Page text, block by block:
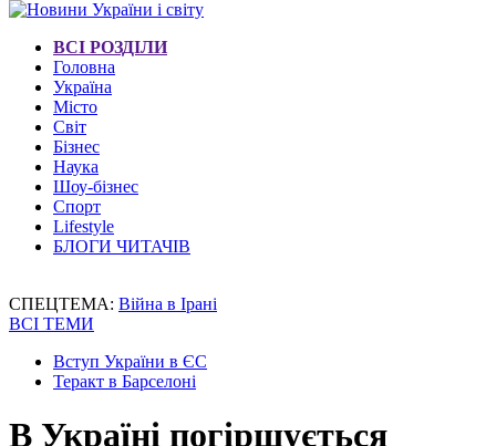
ВСІ РОЗДІЛИ
Головна
Україна
Місто
Світ
Бізнес
Наука
Шоу-бізнес
Спорт
Lifestyle
БЛОГИ ЧИТАЧІВ
СПЕЦТЕМА: Війна в Ірані
ВСІ ТЕМИ
Вступ України в ЄС
Теракт в Барселоні
В Україні погіршується